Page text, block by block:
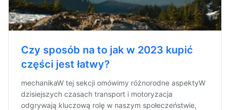
Czy sposób na to jak w 2023 kupić
części jest łatwy?
mechanikaW tej sekcji omówimy różnorodne aspektyW
dzisiejszych czasach transport i motoryzacja
odgrywają kluczową rolę w naszym społeczeństwie,